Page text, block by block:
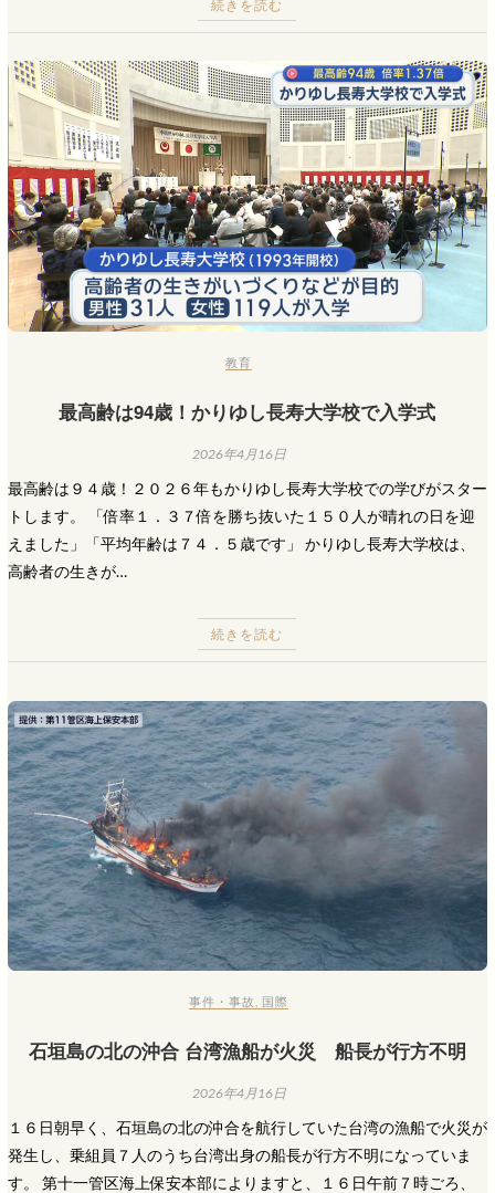
続きを読む
教育
最高齢は94歳！かりゆし長寿大学校で入学式
2026年4月16日
最高齢は９４歳！２０２６年もかりゆし長寿大学校での学びがスター
トします。 「倍率１．３７倍を勝ち抜いた１５０人が晴れの日を迎
えました」「平均年齢は７４．５歳です」 かりゆし長寿大学校は、
高齢者の生きが…
続きを読む
事件・事故 国際
石垣島の北の沖合 台湾漁船が火災 船長が行方不明
2026年4月16日
１６日朝早く、石垣島の北の沖合を航行していた台湾の漁船で火災が
発生し、乗組員７人のうち台湾出身の船長が行方不明になっていま
す。 第十一管区海上保安本部によりますと、１６日午前７時ごろ、